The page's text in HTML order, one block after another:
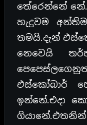
තේරෙන්නේ
හැදුවම
තමයි.දැන්
නෙවෙයි
එස්කෝබාර්
ඉන්නේ.එදා